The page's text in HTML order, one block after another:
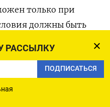
РАССЫЛКУ
ПОДПИСАТЬСЯ
только при
должны быть
Генрихсообщает,
состоит